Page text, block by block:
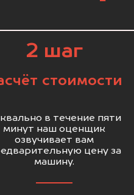
2 шаг
стоимости
в течение пяти
минут наш оценщик
озвучивает вам
цену за
машину.